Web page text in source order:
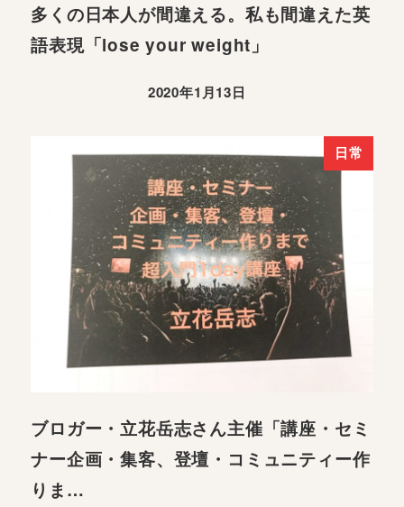
多くの日本人が間違える。私も間違えた英
語表現「lose your weight」
2020年1月13日
日常
ブロガー・立花岳志さん主催「講座・セミ
ナー企画・集客、登壇・コミュニティー作
りま…